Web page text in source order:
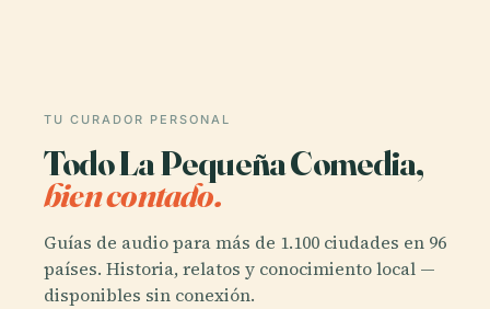
TU CURADOR PERSONAL
Todo La Pequeña Comedia,
bien contado.
Guías de audio para más de 1.100 ciudades en 96
países. Historia, relatos y conocimiento local —
disponibles sin conexión.